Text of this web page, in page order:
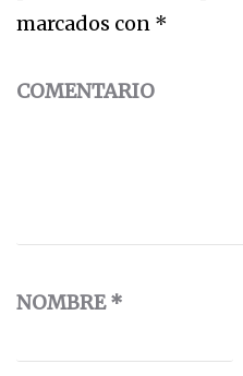
marcados con *
COMENTARIO
NOMBRE*